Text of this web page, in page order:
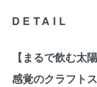
DETAIL
【まるで飲む太
感覚のクラフト